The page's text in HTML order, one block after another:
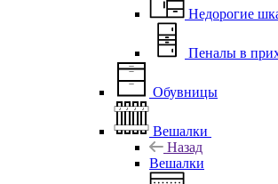
Недорогие
Пеналы в
Обувницы
Вешалки
Назад
Вешалки